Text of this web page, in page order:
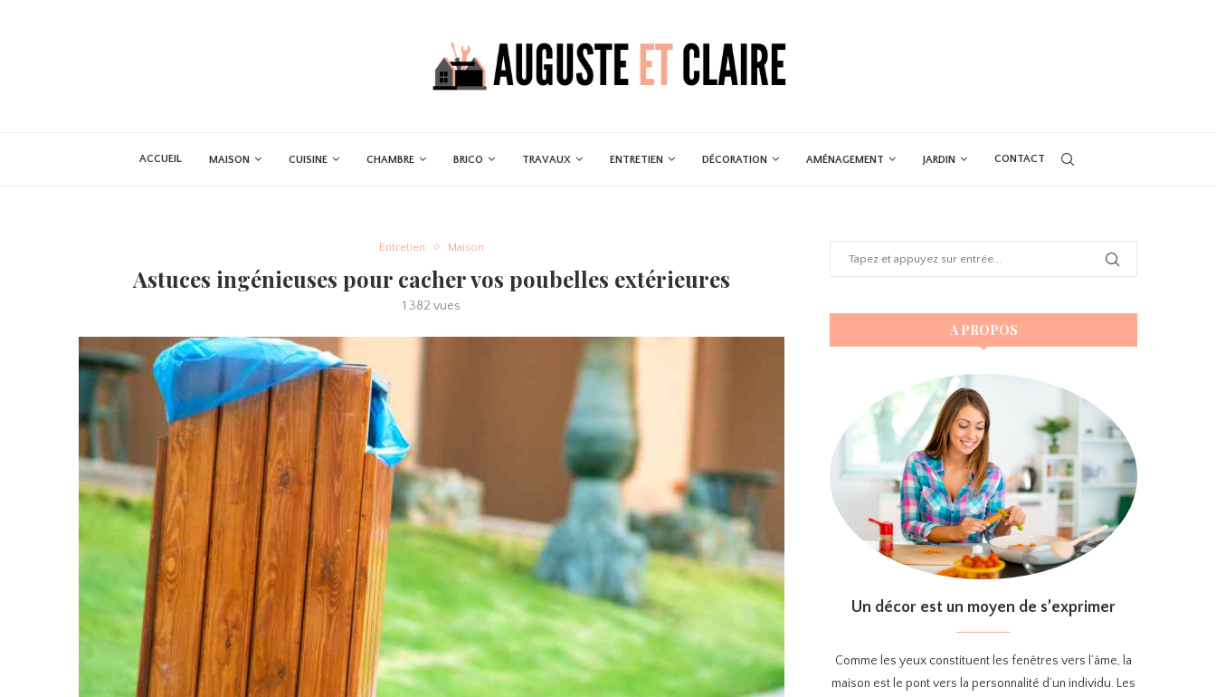
ACCUEIL MAISON CUISINE CHAMBRE BRICO TRAVAUX ENTRETIEN DÉCORATION AMÉNAGEMENT JARDIN CONTACT
Entretien Maison
Astuces ingénieuses pour cacher vos poubelles extérieures
1 382 vues
A PROPOS
Un décor est un moyen de s’exprimer
Comme les yeux constituent les fenêtres vers l’âme, la
maison est le pont vers la personnalité d’un individu. Les